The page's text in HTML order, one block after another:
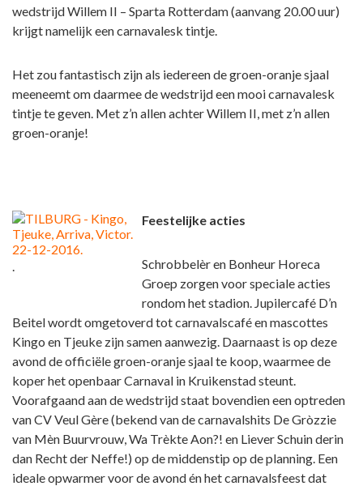
wedstrijd Willem II – Sparta Rotterdam (aanvang 20.00 uur)
krijgt namelijk een carnavalesk tintje.
Het zou fantastisch zijn als iedereen de groen-oranje sjaal
meeneemt om daarmee de wedstrijd een mooi carnavalesk
tintje te geven. Met z’n allen achter Willem II, met z’n allen
groen-oranje!
Feestelijke acties
Schrobbelèr en Bonheur Horeca
Groep zorgen voor speciale acties
rondom het stadion. Jupilercafé D’n
Beitel wordt omgetoverd tot carnavalscafé en mascottes
Kingo en Tjeuke zijn samen aanwezig. Daarnaast is op deze
avond de officiële groen-oranje sjaal te koop, waarmee de
koper het openbaar Carnaval in Kruikenstad steunt.
Voorafgaand aan de wedstrijd staat bovendien een optreden
van CV Veul Gère (bekend van de carnavalshits De Gròzzie
van Mèn Buurvrouw, Wa Trèkte Aon?! en Liever Schuin derin
dan Recht der Neffe!) op de middenstip op de planning. Een
ideale opwarmer voor de avond én het carnavalsfeest dat